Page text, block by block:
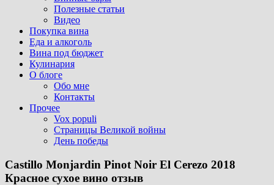
Полезные статьи
Видео
Покупка вина
Еда и алкоголь
Вина под бюджет
Кулинария
О блоге
Обо мне
Контакты
Прочее
Vox populi
Страницы Великой войны
День победы
Castillo Monjardin Pinot Noir El Cerezo 2018
Красное сухое вино отзыв